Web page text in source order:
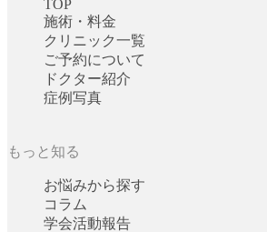
TOP
施術・料金
クリニック一覧
ご予約について
ドクター紹介
症例写真
もっと知る
お悩みから探す
コラム
学会活動報告